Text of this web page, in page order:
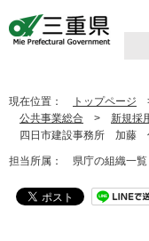
現在位置： トップページ
公共事業総合 > 新規採
四日市建設事務所 加藤
担当所属： 県庁の組織一